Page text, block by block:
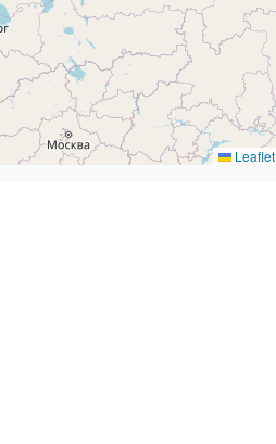
Leaflet